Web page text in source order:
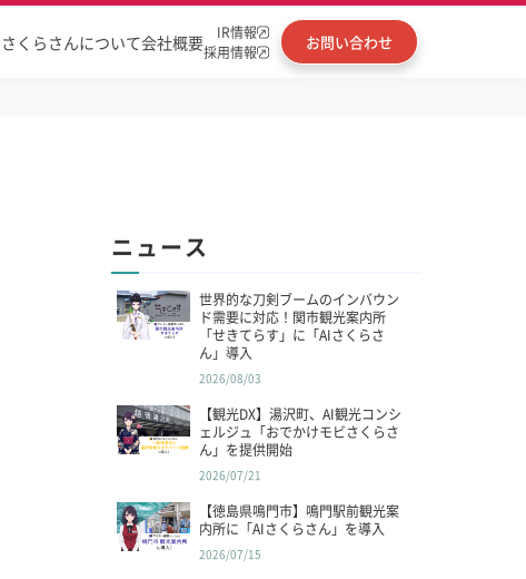
さくらさんについて会社概要
IR情報
採用情報
お問い合わせ
ニュース
世界的な刀剣ブームのインバウン
ド需要に対応！関市観光案内所
「せきてらす」に「AIさくらさ
ん」導入
2026/08/03
【観光DX】湯沢町、AI観光コンシ
ェルジュ「おでかけモビさくらさ
ん」を提供開始
2026/07/21
【徳島県鳴門市】鳴門駅前観光案
内所に「AIさくらさん」を導入
2026/07/15